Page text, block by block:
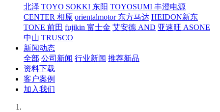
北泽 TOYO SOKKI 东阳 TOYOSUMI 丰澄电源
CENTER 相原 orientalmotor 东方马达 HEIDON新东
TONE 前田 fujikin 富士金 艾安德 AND 亚速旺 ASONE
中山 TRUSCO
新闻动态
全部 公司新闻 行业新闻 推荐新品
资料下载
客户案例
加入我们